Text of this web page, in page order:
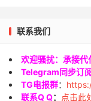
联系我们
欢迎骚扰：承接代
Telegram同步订
TG电报群：
联系Q Q：
点击此